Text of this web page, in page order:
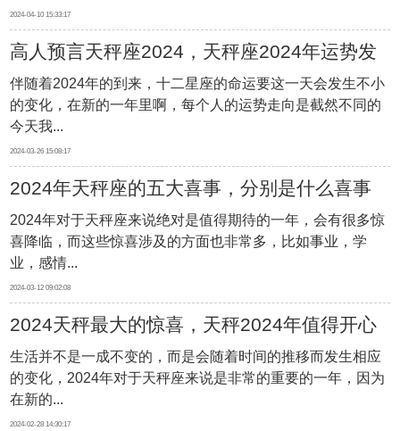
2024-04-10 15:33:17
高人预言天秤座2024，天秤座2024年运势发
展如何
伴随着2024年的到来，十二星座的命运要这一天会发生不小
的变化，在新的一年里啊，每个人的运势走向是截然不同的
今天我...
2024-03-26 15:08:17
2024年天秤座的五大喜事，分别是什么喜事
2024年对于天秤座来说绝对是值得期待的一年，会有很多惊
喜降临，而这些惊喜涉及的方面也非常多，比如事业，学
业，感情...
2024-03-12 09:02:08
2024天秤最大的惊喜，天秤2024年值得开心
的事情
生活并不是一成不变的，而是会随着时间的推移而发生相应
的变化，2024年对于天秤座来说是非常的重要的一年，因为
在新的...
2024-02-28 14:30:17